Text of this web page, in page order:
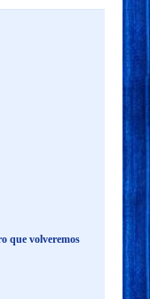
que volveremos